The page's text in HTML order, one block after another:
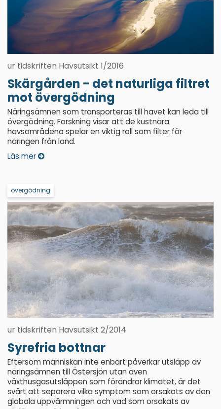
ur tidskriften Havsutsikt 1/2016
Skärgården - det naturliga filtret
mot övergödning
Näringsämnen som transporteras till havet kan leda till
övergödning. Forskning visar att de kustnära
havsområdena spelar en viktig roll som filter för
näringen från land.
Läs mer
övergödning
ur tidskriften Havsutsikt 2/2014
Syrefria bottnar
Eftersom människan inte enbart påverkar utsläpp av
näringsämnen till Östersjön utan även
växthusgasutsläppen som förändrar klimatet, är det
svårt att separera vilka symptom som orsakats av den
globala uppvärmningen och vad som orsakats av